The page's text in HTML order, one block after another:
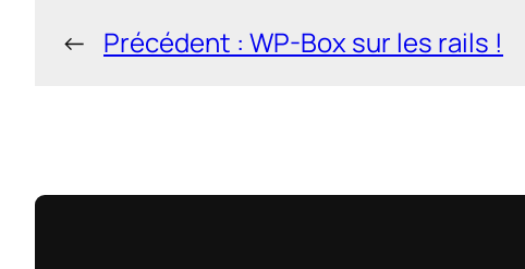
← Précédent : WP-Box sur les rails !